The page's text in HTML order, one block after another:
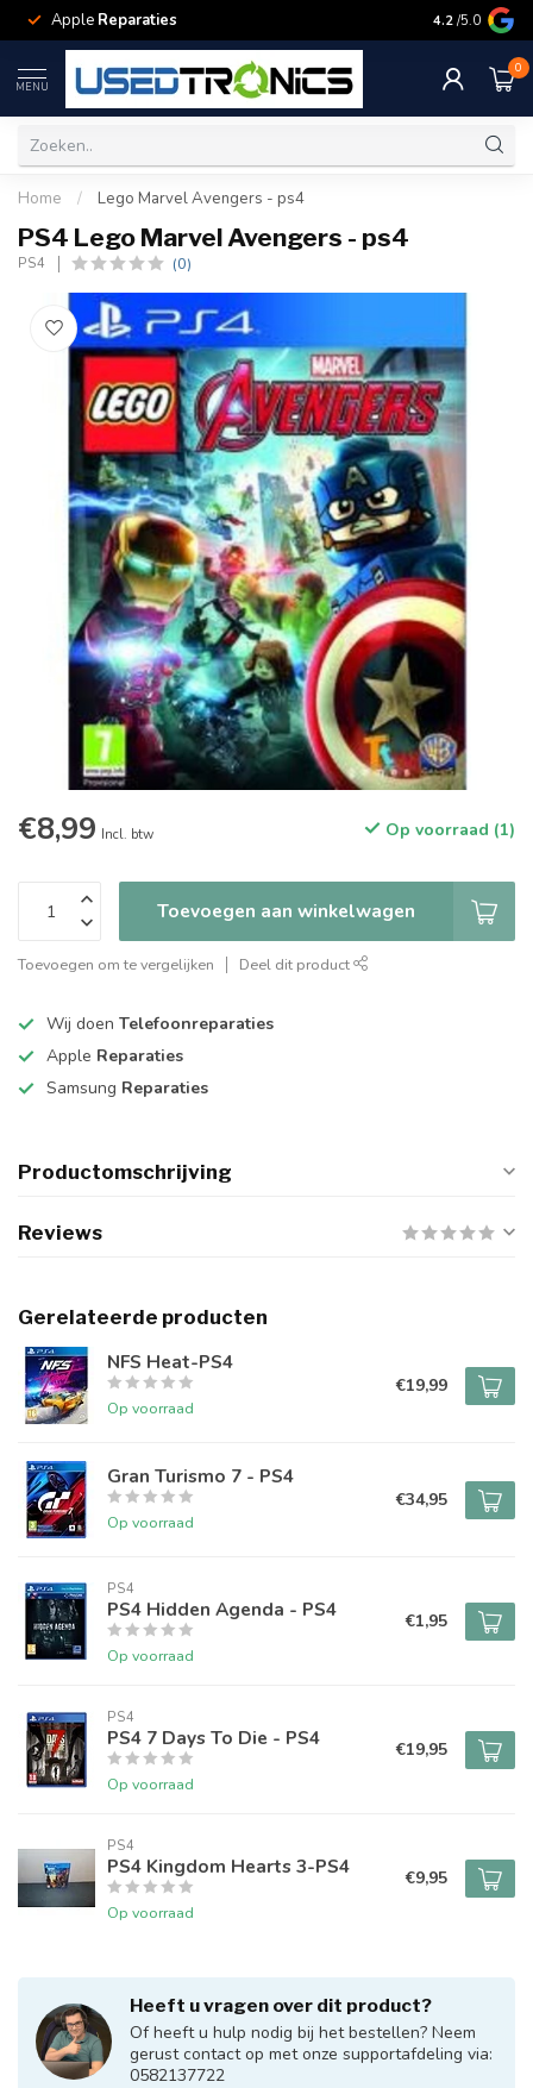
Apple Reparaties Samsung
4.2 /5.0
MENU
0
Home / Lego Marvel Avengers - ps4
PS4 Lego Marvel Avengers - ps4
PS4 (0)
€8,99 Incl. btw Op voorraad (1)
Toevoegen aan winkelwagen
Toevoegen om te vergelijken Deel dit product
Wij doen Telefoonreparaties
Apple Reparaties
Samsung Reparaties
Productomschrijving
Reviews
Gerelateerde producten
NFS Heat-PS4
Op voorraad
€19,99
Gran Turismo 7 - PS4
Op voorraad
€34,95
PS4
PS4 Hidden Agenda - PS4
Op voorraad
€1,95
PS4
PS4 7 Days To Die - PS4
Op voorraad
€19,95
PS4
PS4 Kingdom Hearts 3-PS4
Op voorraad
€9,95
Heeft u vragen over dit product?
Of heeft u hulp nodig bij het bestellen? Neem
gerust contact op met onze supportafdeling via:
0582137722